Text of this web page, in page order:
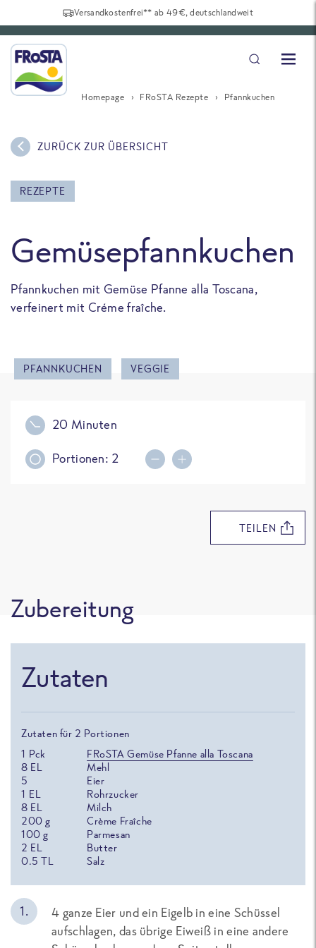
Versandkostenfrei** ab 49€, deutschlandweit
Homepage FRoSTA Rezepte Pfannkuchen
REZEPTE
Gemüsepfannkuchen
Pfannkuchen mit Gemüse Pfanne alla Toscana,
verfeinert mit Créme fraîche.
ZURÜCK ZUR ÜBERSICHT
PFANNKUCHEN VEGGIE
20 Minuten
Portionen: 2
TEILEN
Zubereitung
Zutaten
Zutaten für 2 Portionen
1 Pck
FRoSTA Gemüse Pfanne alla Toscana
8 EL
Mehl
5
Eier
1 EL
Rohrzucker
8 EL
Milch
200 g
Crème Fraîche
100 g
Parmesan
2 EL
Butter
0.5 TL Salz
4 ganze Eier und ein Eigelb in eine Schüssel
aufschlagen, das übrige Eiweiß in eine andere